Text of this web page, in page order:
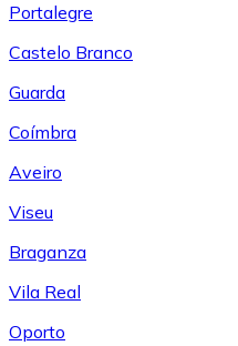
Portalegre
Castelo Branco
Guarda
Coímbra
Aveiro
Viseu
Braganza
Vila Real
Oporto